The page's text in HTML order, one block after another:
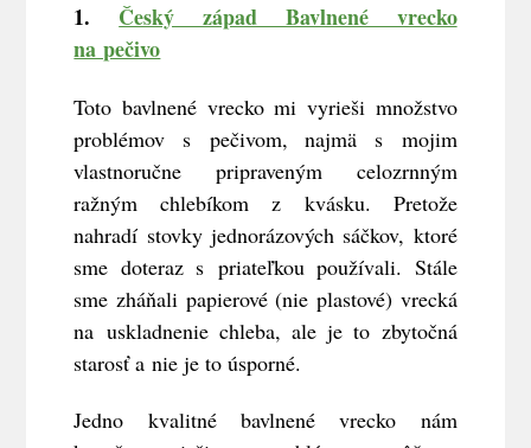
1. Český západ Bavlnené vrecko
na pečivo
Toto bavlnené vrecko mi vyrieši množstvo
problémov s pečivom, najmä s mojim
vlastnoručne pripraveným celozrnným
ražným chlebíkom z kvásku. Pretože
nahradí stovky jednorázových sáčkov, ktoré
sme doteraz s priateľkou používali. Stále
sme zháňali papierové (nie plastové) vrecká
na uskladnenie chleba, ale je to zbytočná
starosť a nie je to úsporné.
Jedno kvalitné bavlnené vrecko nám